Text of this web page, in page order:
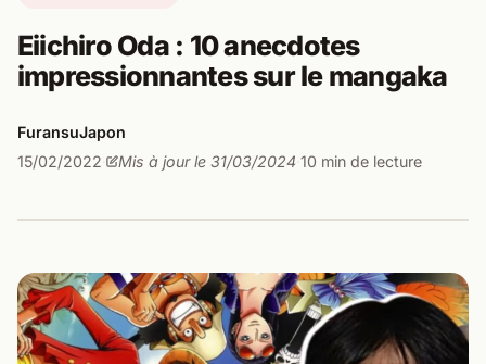
Eiichiro Oda : 10 anecdotes
impressionnantes sur le mangaka
FuransuJapon
15/02/2022· Mis à jour le 31/03/2024·10 min de lecture